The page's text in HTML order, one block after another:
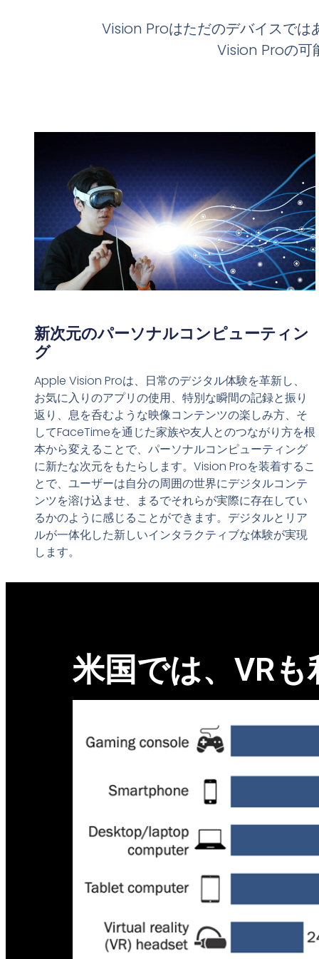
Vision Proはただのデバイスでは
Vision Proの可
新次元のパーソナルコンピューティン
グ
Apple Vision Proは、日常のデジタル体験を革新し、
お気に入りのアプリの使用、特別な瞬間の記録と振り
返り、息を呑むような映像コンテンツの楽しみ方、そ
してFaceTimeを通じた家族や友人とのつながり方を根
本から変えることで、パーソナルコンピューティング
に新たな次元をもたらします。Vision Proを装着するこ
とで、ユーザーは自分の周囲の世界にデジタルコンテ
ンツを溶け込ませ、まるでそれらが実際に存在してい
るかのように感じることができます。デジタルとリア
ルが一体化した新しいインタラクティブな体験が実現
します。
米国では、VRも